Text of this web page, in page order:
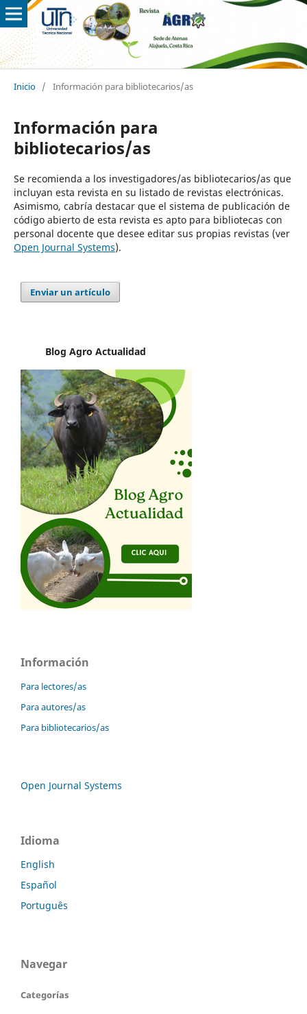
Inicio / Información para bibliotecarios/as
Información para
bibliotecarios/as
Se recomienda a los investigadores/as bibliotecarios/as que
incluyan esta revista en su listado de revistas electrónicas.
Asimismo, cabría destacar que el sistema de publicación de
código abierto de esta revista es apto para bibliotecas con
personal docente que desee editar sus propias revistas (ver
Open Journal Systems).
Enviar un artículo
Blog Agro Actualidad
Información
Para lectores/as
Para autores/as
Para bibliotecarios/as
Open Journal Systems
Idioma
English
Español
Português
Navegar
Categorías